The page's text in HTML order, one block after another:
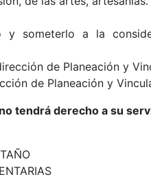
y someterlo a la
de Planeación y
de Planeación y
tendrá derecho a su